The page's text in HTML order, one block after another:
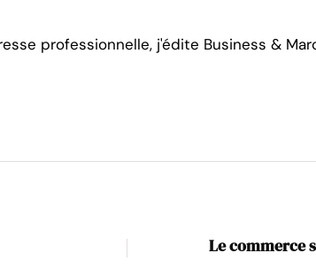
professionnelle, j'édite Business &
Le commerce